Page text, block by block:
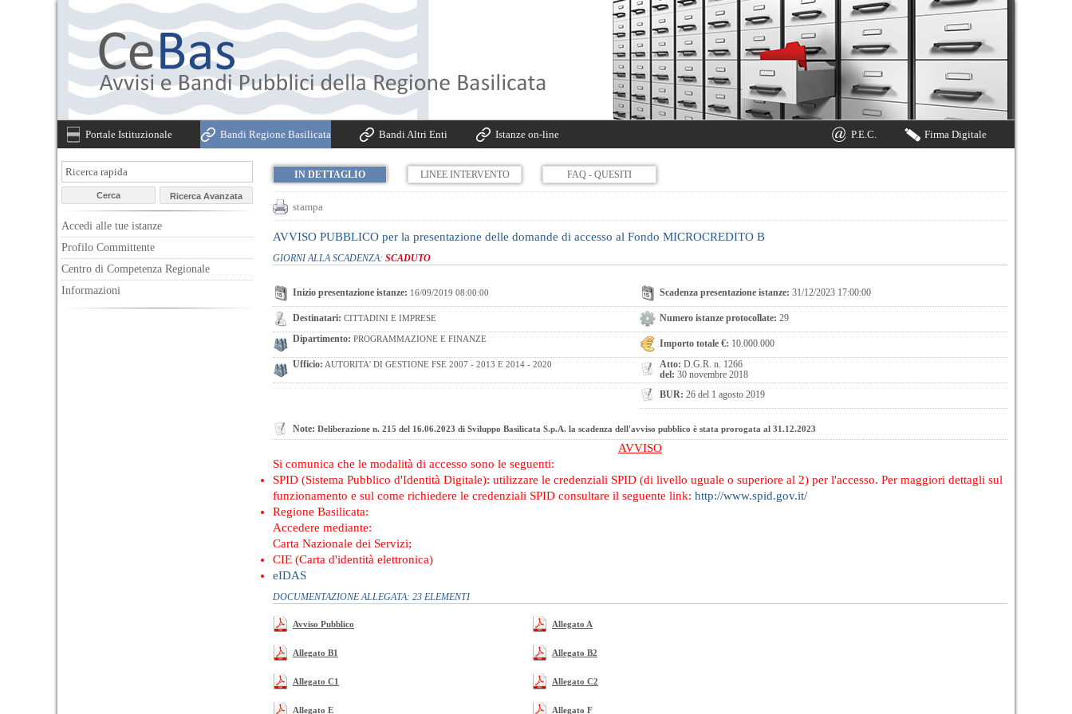
Portale Istituzionale Firma Digitale
P.E.C.
Bandi Regione Basilicata Bandi Altri Enti Istanze on-line
Accedi alle tue istanze
Profilo Committente
Centro di Competenza Regionale
Informazioni
IN DETTAGLIO LINEE INTERVENTO FAQ - QUESITI
stampa
AVVISO PUBBLICO per la presentazione delle domande di accesso al Fondo MICROCREDITO B
GIORNI ALLA SCADENZA: SCADUTO
Inizio presentazione istanze: 16/09/2019 08:00:00
Destinatari: CITTADINI E IMPRESE
Dipartimento: PROGRAMMAZIONE E FINANZE
Ufficio: AUTORITA' DI GESTIONE FSE 2007 - 2013 E 2014 - 2020
Scadenza presentazione istanze: 31/12/2023 17:00:00
Numero istanze protocollate: 29
Importo totale €: 10.000.000
Atto: D.G.R. n. 1266
del: 30 novembre 2018
BUR: 26 del 1 agosto 2019
Note: Deliberazione n. 215 del 16.06.2023 di Sviluppo Basilicata S.p.A. la scadenza dell'avviso pubblico è stata prorogata al 31.12.2023
AVVISO
Si comunica che le modalità di accesso sono le seguenti:
SPID (Sistema Pubblico d'Identità Digitale): utilizzare le credenziali SPID (di livello uguale o superiore al 2) per l'accesso. Per maggiori dettagli sul
funzionamento e sul come richiedere le credenziali SPID consultare il seguente link: http://www.spid.gov.it/
Regione Basilicata:
Accedere mediante:
Carta Nazionale dei Servizi;
CIE (Carta d'identità elettronica)
eIDAS
DOCUMENTAZIONE ALLEGATA: 23 ELEMENTI
Avviso Pubblico Allegato A
Allegato B1 Allegato B2
Allegato C1 Allegato C2
Allegato E Allegato F